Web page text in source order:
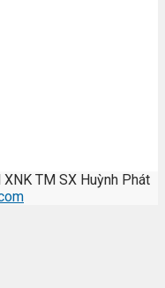
TM SX Huỳnh Phát